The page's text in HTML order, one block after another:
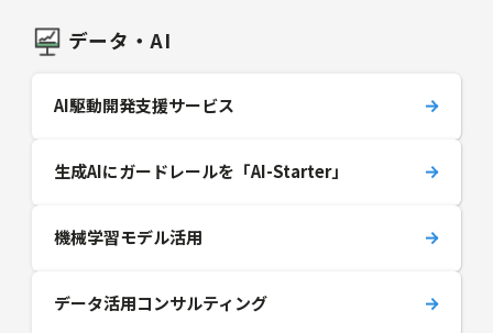
データ・AI
AI駆動開発支援サービス
生成AIにガードレールを「AI-Starter」
機械学習モデル活用
データ活用コンサルティング